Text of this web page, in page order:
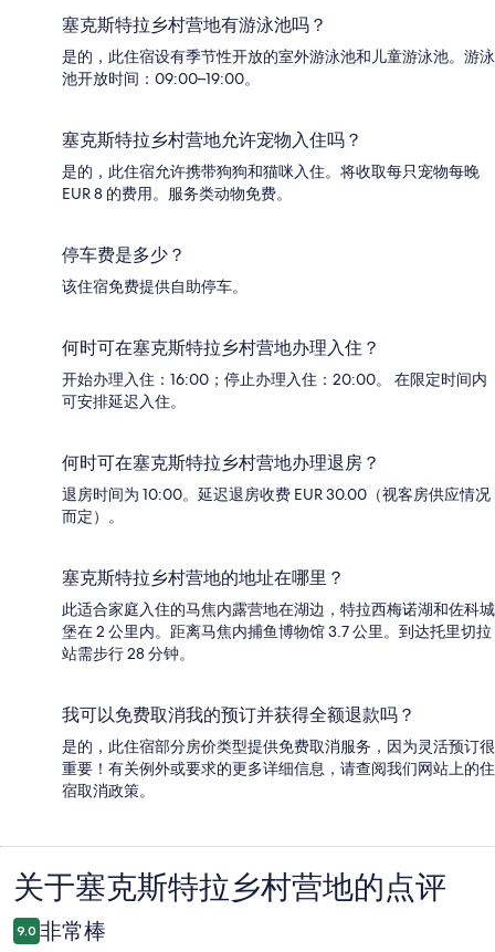
塞克斯特拉乡村营地有游泳池吗？
是的，此住宿设有季节性开放的室外游泳池和儿童游泳池。游泳
池开放时间：09:00–19:00。
塞克斯特拉乡村营地允许宠物入住吗？
是的，此住宿允许携带狗狗和猫咪入住。将收取每只宠物每晚
EUR 8 的费用。服务类动物免费。
停车费是多少？
该住宿免费提供自助停车。
何时可在塞克斯特拉乡村营地办理入住？
开始办理入住：16:00；停止办理入住：20:00。 在限定时间内
可安排延迟入住。
何时可在塞克斯特拉乡村营地办理退房？
退房时间为 10:00。延迟退房收费 EUR 30.00（视客房供应情况
而定）。
塞克斯特拉乡村营地的地址在哪里？
此适合家庭入住的马焦内露营地在湖边，特拉西梅诺湖和佐科城
堡在 2 公里内。距离马焦内捕鱼博物馆 3.7 公里。到达托里切拉
站需步行 28 分钟。
我可以免费取消我的预订并获得全额退款吗？
是的，此住宿部分房价类型提供免费取消服务，因为灵活预订很
重要！有关例外或要求的更多详细信息，请查阅我们网站上的住
宿取消政策。
点
评
关于塞克斯特拉乡村营地的点评
9.0 非常棒